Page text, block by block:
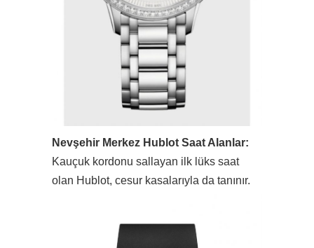
Nevşehir Merkez Hublot Saat Alanlar:
Kauçuk kordonu sallayan ilk lüks saat
olan Hublot, cesur kasalarıyla da tanınır.